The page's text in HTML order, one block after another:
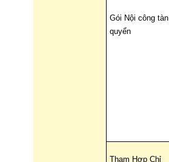
Gói Nội công tàn
quyển
Tham Hợp Chỉ